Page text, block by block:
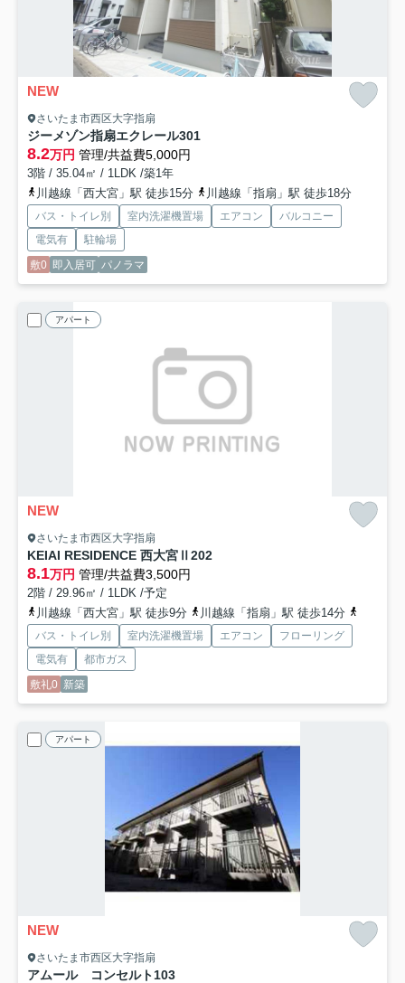
NEW
さいたま市西区大字指扇
ジーメゾン指扇エクレール301
8.2万円 管理/共益費5,000円
3階 / 35.04㎡ / 1LDK /築1年
川越線「西大宮」駅 徒歩15分
川越線「指扇」駅 徒歩18分
バス・トイレ別 室内洗濯機置場 エアコン
バルコニー
電気有
駐輪場
敷0 即入居可 パノラマ
アパート
NEW
さいたま市西区大字指扇
KEIAI RESIDENCE 西大宮Ⅱ 202
8.1万円 管理/共益費3,500円
2階 / 29.96㎡ / 1LDK /予定
川越線「西大宮」駅 徒歩9分
川越線「指扇」駅 徒歩14分
バス・トイレ別 室内洗濯機置場 エアコン
フローリング
電気有
都市ガス
敷礼0 新築
アパート
NEW
さいたま市西区大字指扇
アムール コンセルト103